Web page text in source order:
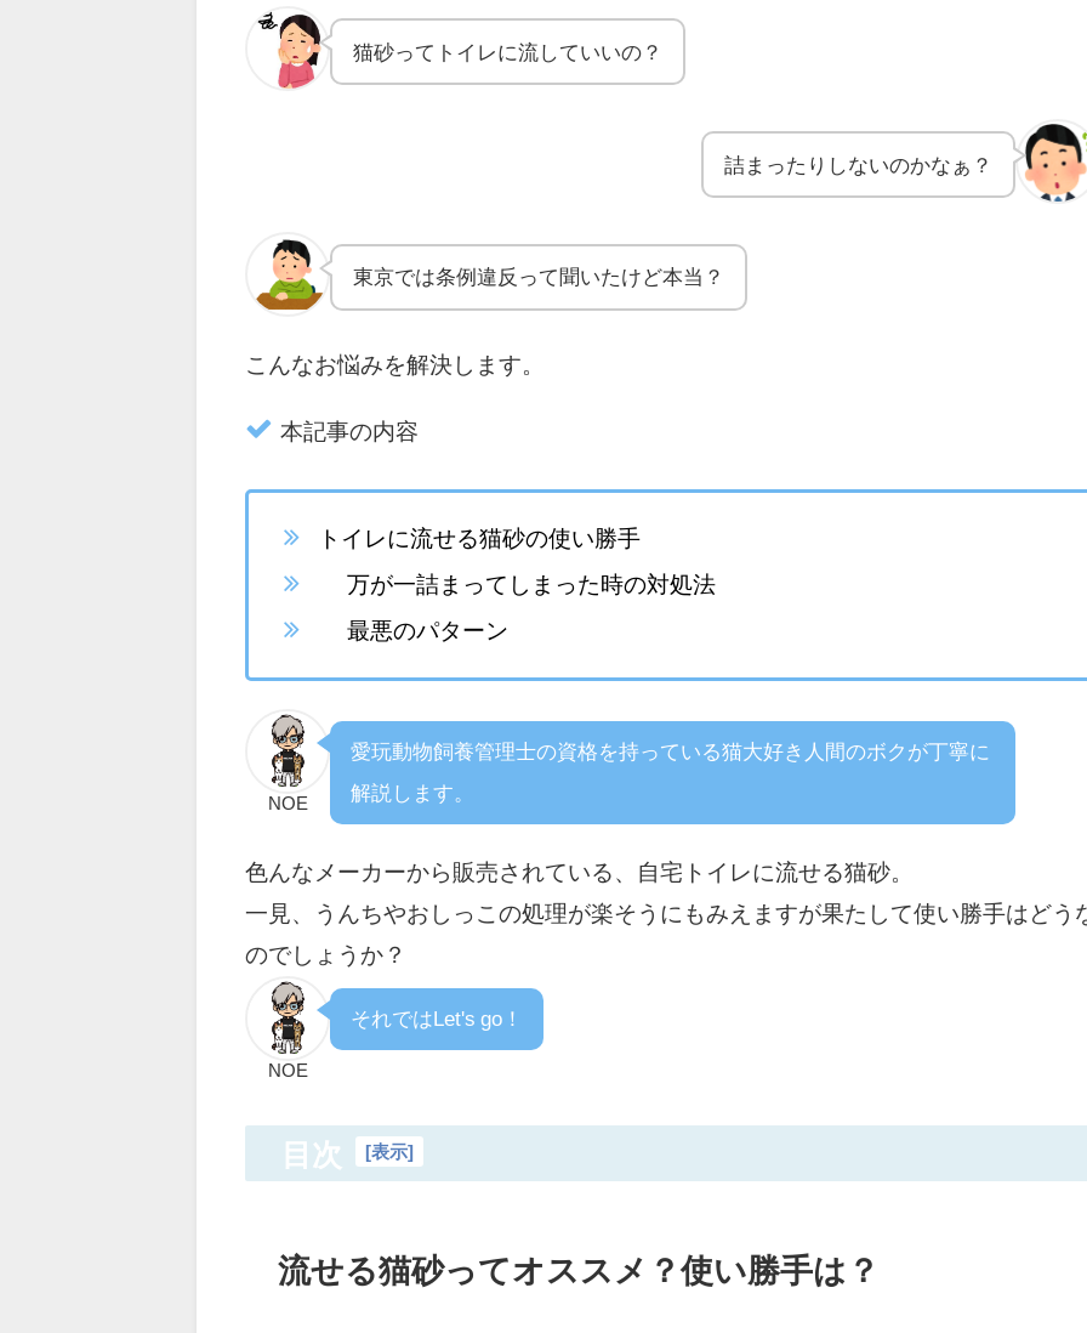
猫砂ってトイレに流していいの？
詰まったりしないのかなぁ？
東京では条例違反って聞いたけど本当？
こんなお悩みを解決します。
本記事の内容
トイレに流せる猫砂の使い勝手
万が一詰まってしまった時の対処法
最悪のパターン
NOE
愛玩動物飼養管理士の資格を持っている猫大好き人間のボクが丁寧に
解説します。
色んなメーカーから販売されている、自宅トイレに流せる猫砂。
一見、うんちやおしっこの処理が楽そうにもみえますが果たして使い勝手はどう
のでしょうか？
NOE
それではLet's go！
目次 [表示]
流せる猫砂ってオススメ？使い勝手は？